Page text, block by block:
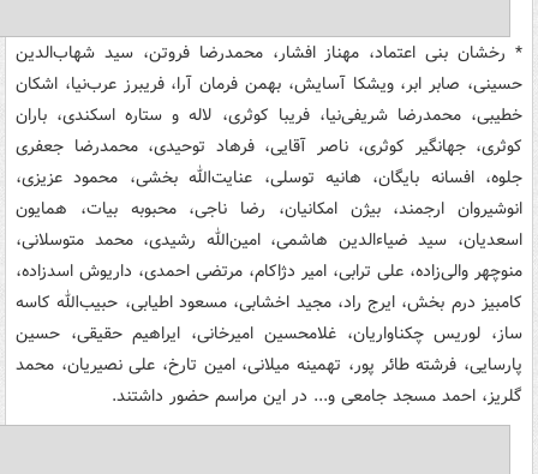
* رخشان بنی اعتماد، مهناز افشار، محمدرضا فروتن، سید شهاب‌الدین
حسینی، صابر ابر، ویشکا آسایش، بهمن فرمان آرا، فریبرز عرب‌نیا، اشکان
خطیبی، محمدرضا شریفی‌نیا، فریبا کوثری، لاله و ستاره اسکندی، باران
کوثری، جهانگیر کوثری، ناصر آقایی، فرهاد توحیدی، محمدرضا جعفری
جلوه، افسانه بایگان، هانیه توسلی، عنایت‌الله بخشی، محمود عزیزی،
انوشیروان ارجمند، بیژن امکانیان، رضا ناجی، محبوبه بیات، همایون
اسعدیان، سید ضیاء‌الدین هاشمی، امین‌الله رشیدی، محمد متوسلانی،
منوچهر والی‌زاده، علی ترابی، امیر دژاکام، مرتضی احمدی، داریوش اسدزاده،
کامبیز درم بخش، ایرج راد، مجید اخشابی، مسعود اطیابی، حبیب‌الله کاسه
ساز، لوریس چکناواریان، غلامحسین امیرخانی، ایراهیم حقیقی، حسین
پارسایی، فرشته طائر پور، تهمینه میلانی، امین تارخ، علی نصیریان، محمد
گلریز، احمد مسجد جامعی و... در این مراسم حضور داشتند.